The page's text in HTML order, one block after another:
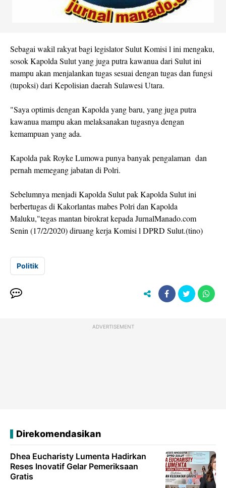
Sebagai wakil rakyat bagi legislator Sulut Komisi l ini mengaku,
sosok Kapolda Sulut yang juga putra kawanua dari Sulut ini
mampu akan menjalankan tugas sesuai dengan tugas dan fungsi
(tupoksi) dari Kepolisian daerah Sulawesi Utara.
"Saya optimis dengan Kapolda yang baru, yang juga putra
kawanua mampu akan melaksanakan tugasnya dengan
kemampuan yang ada.
Kapolda pak Royke Lumowa punya banyak pengalaman dan
pernah memegang jabatan di Polri.
Sebelumnya menjadi Kapolda Sulut pak Kapolda Sulut ini
berbertugas di Kakorlantas mabes Polri dan Kapolda
Maluku,"tegas mantan birokrat kepada JurnalManado.com
Senin (17/2/2020) diruang kerja Komisi l DPRD Sulut.(tino)
Politik
ADVERTISEMENT
Direkomendasikan
Dhea Eucharisty Lumenta Hadirkan
Reses lnovatif Gelar Pemeriksaan
Gratis